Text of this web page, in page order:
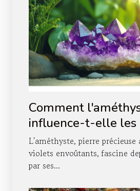
Comment
influence-t-elle les
des chakras ?
L'améthyste, pierre précieuse
violets envoûtants, fascine
par ses...